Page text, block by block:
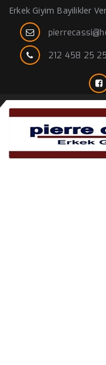
Erkek Giyim Bayilikler
212 458 25 25